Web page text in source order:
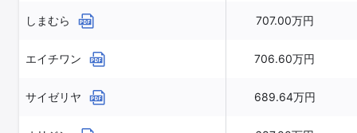
しまむら 707.00万円
エイチワン 706.60万円
サイゼリヤ 689.64万円